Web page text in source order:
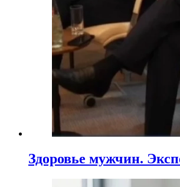
Здоровье мужчин.